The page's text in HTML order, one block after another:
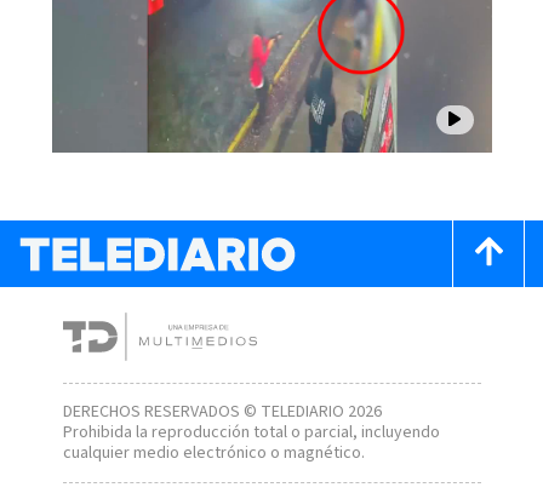
DERECHOS RESERVADOS © TELEDIARIO 2026
Prohibida la reproducción total o parcial, incluyendo
cualquier medio electrónico o magnético.